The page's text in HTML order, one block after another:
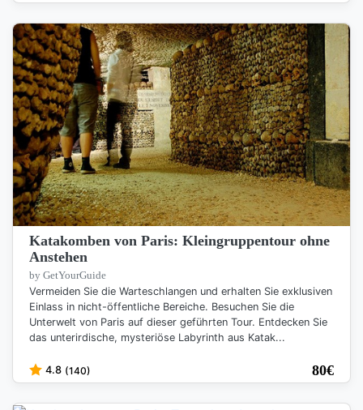
Katakomben von Paris: Kleingruppentour ohne
Anstehen
by GetYourGuide
Vermeiden Sie die Warteschlangen und erhalten Sie exklusiven
Einlass in nicht-öffentliche Bereiche. Besuchen Sie die
Unterwelt von Paris auf dieser geführten Tour. Entdecken Sie
das unterirdische, mysteriöse Labyrinth aus Katak...
4.8 (140) 80€